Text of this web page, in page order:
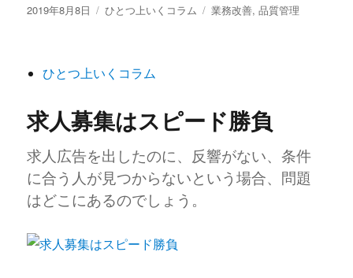
投
2019年8月8日
カ
ー
ひとつ上いくコラム
タ
業務改善,品質管理
ひとつ上いくコラム
求人募集はスピード勝負
求人広告を出したのに、反響がない、条件
に合う人が見つからないという場合、問題
はどこにあるのでしょう。